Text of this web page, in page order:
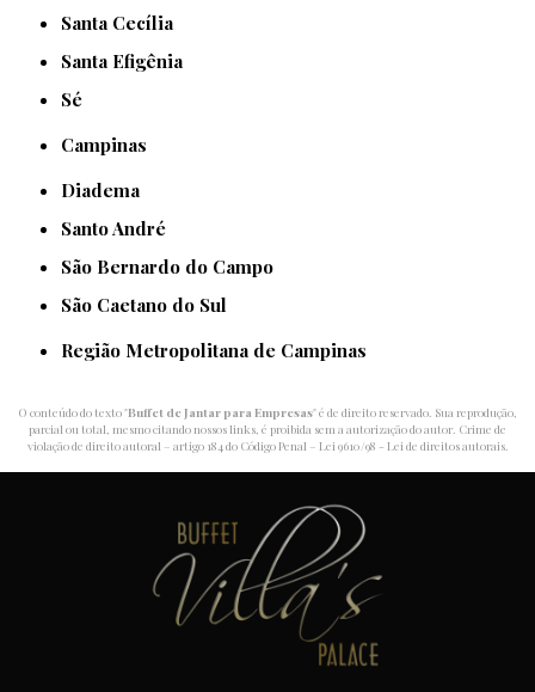
Santa Cecília
Santa Efigênia
Sé
Campinas
Diadema
Santo André
São Bernardo do Campo
São Caetano do Sul
Região Metropolitana de Campinas
O conteúdo do texto "Buffet de Jantar para Empresas" é de direito reservado. Sua reprodução,
parcial ou total, mesmo citando nossos links, é proibida sem a autorização do autor. Crime de
violação de direito autoral – artigo 184 do Código Penal – Lei 9610/98 - Lei de direitos autorais.